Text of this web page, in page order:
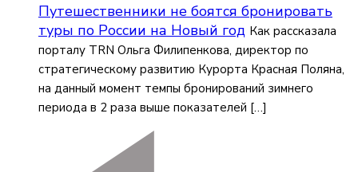
Путешественники не боятся бронировать
туры по России на Новый год Как рассказала
порталу TRN Ольга Филипенкова, директор по
стратегическому развитию Курорта Красная Поляна,
на данный момент темпы бронирований зимнего
периода в 2 раза выше показателей […]